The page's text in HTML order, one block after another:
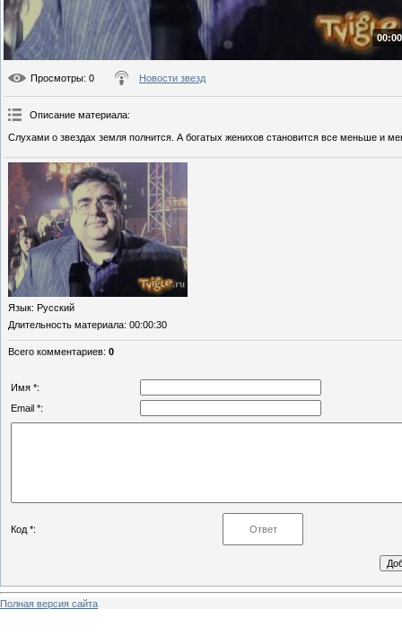
Просмотры: 0 Новости звезд
Описание материала:
Слухами о звездах земля полнится. А богатых женихов становится все меньше и
Язык: Русский
Длительность материала: 00:00:30
Всего комментариев: 0
Имя *:
Email *:
Код *:
Полная версия сайта